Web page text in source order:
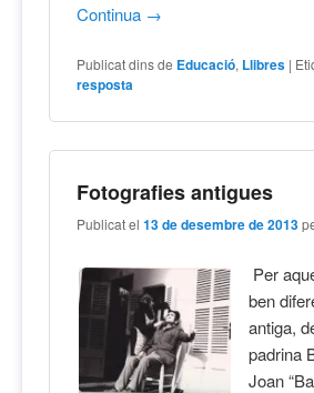
Continua →
Publicat dins de Educació, Llibres |
resposta
Fotografies antigues
Publicat el13 de desembre de 2013
Per
ben
antiga,
padrina
Joan